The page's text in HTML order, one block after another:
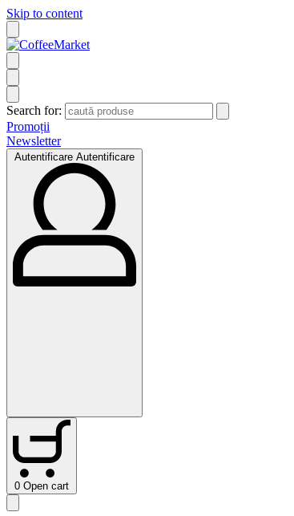
Skip to content
Search for:
Promoții
Newsletter
Autentificare Autentificare
0 Open cart